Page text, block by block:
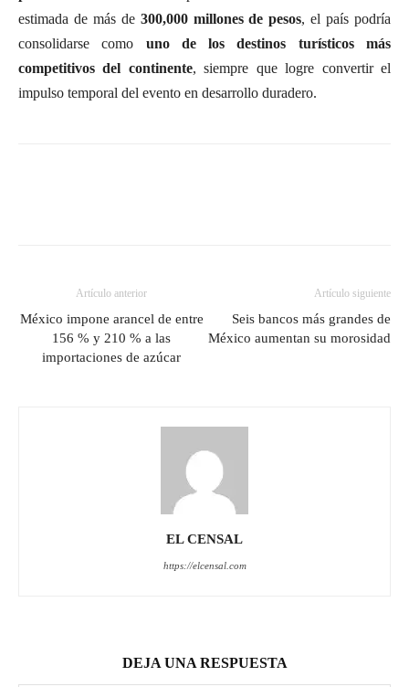
estimada de más de 300,000 millones de pesos, el país podría
consolidarse como uno de los destinos turísticos más
competitivos del continente, siempre que logre convertir el
impulso temporal del evento en desarrollo duradero.
Artículo anterior
México impone arancel de entre
156 % y 210 % a las
importaciones de azúcar
Artículo siguiente
Seis bancos más grandes de
México aumentan su morosidad
EL CENSAL
https://elcensal.com
DEJA UNA RESPUESTA